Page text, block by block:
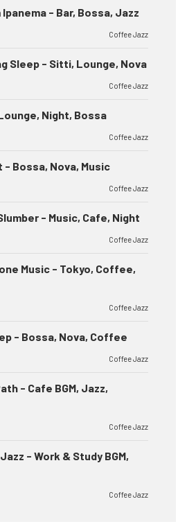
Ipanema - Bar, Bossa, Jazz
Coffee Jazz
Sleep - Sitti, Lounge, Nova
Coffee Jazz
Night, Bossa
Coffee Jazz
- Bossa, Nova, Music
Coffee Jazz
- Music, Cafe, Night
Coffee Jazz
Music - Tokyo, Coffee,
Coffee Jazz
- Bossa, Nova, Coffee
Coffee Jazz
- Cafe BGM, Jazz,
Coffee Jazz
- Work & Study BGM,
Coffee Jazz